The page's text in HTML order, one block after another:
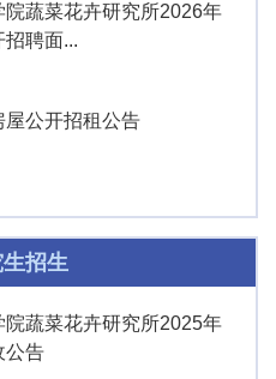
院蔬菜花卉研究所2026年
招聘面...
屋公开招租公告
招生
院蔬菜花卉研究所2025年
公告